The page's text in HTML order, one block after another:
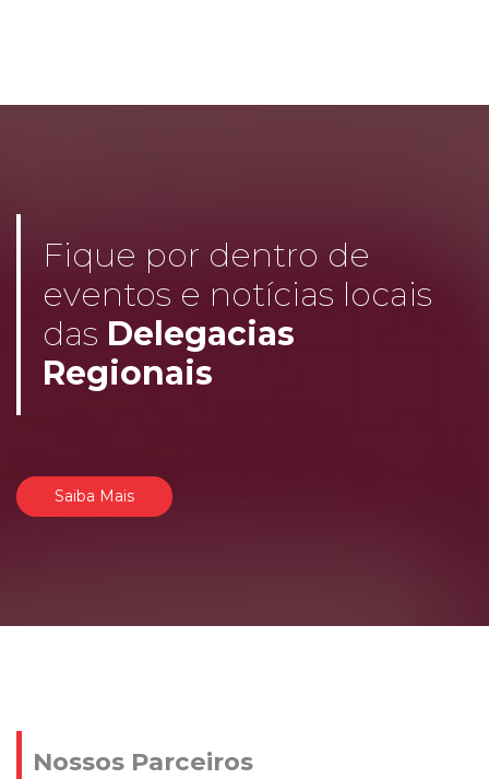
Fique por dentro de
eventos e notícias locais
das Delegacias
Regionais
Saiba Mais
Nossos Parceiros